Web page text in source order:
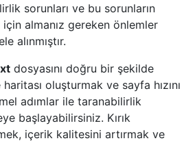
sorunları ve bu sorunların
almanız gereken önlemler
alınmıştır.
dosyasını doğru bir şekilde
oluşturmak ve sayfa hızını
adımlar ile taranabilirlik
başlayabilirsiniz. Kırık
içerik kalitesini artırmak ve